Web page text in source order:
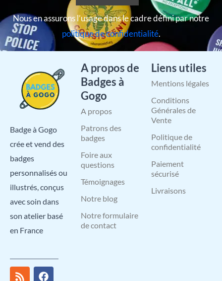
Nous en assurons l’usage dans le cadre défini par notre
politique de confidentialité.
Badge à Gogo
crée et vend des
badges
personnalisés ou
illustrés, conçus
avec soin dans
son atelier basé
en France
R
F
I
Y
X
P
L
A propos de
Badges à
Gogo
A propos
Patrons des
badges
Foire aux
questions
Témoignages
Notre blog
Notre formulaire
de contact
Liens utiles
Mentions légales
Conditions
Générales de
Vente
Politique de
confidentialité
Paiement
sécurisé
Livraisons